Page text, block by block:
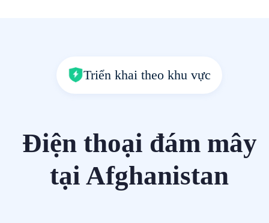
Triển khai theo khu vực
Điện thoại đám mây
tại Afghanistan